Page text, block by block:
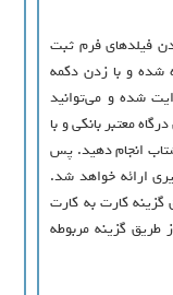
فیلدهای فرم ثبت
شده و با زدن دکمه
شده و می‌توانید
معتبر بانکی و با
انجام دهید. پس
ارائه خواهد شد.
گزینه کارت به کارت
طریق گزینه مربوطه